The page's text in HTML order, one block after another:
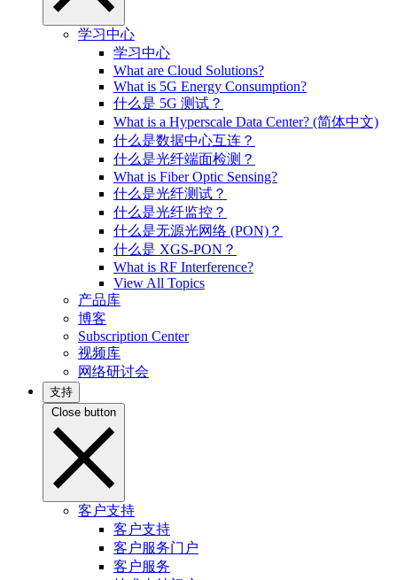
学习中心
学习中心
What are Cloud Solutions?
What is 5G Energy Consumption?
什么是 5G 测试？
What is a Hyperscale Data Center? (简体中文)
什么是数据中心互连？
什么是光纤端面检测？
What is Fiber Optic Sensing?
什么是光纤测试？
什么是光纤监控？
什么是无源光网络 (PON)？
什么是 XGS-PON？
What is RF Interference?
View All Topics
产品库
博客
Subscription Center
视频库
网络研讨会
支持
Close button
客户支持
客户支持
客户服务门户
客户服务